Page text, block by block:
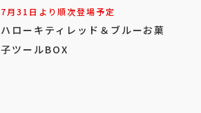
7月31日より順次登場予定
ハローキティレッド＆ブルーお菓
子ツールBOX